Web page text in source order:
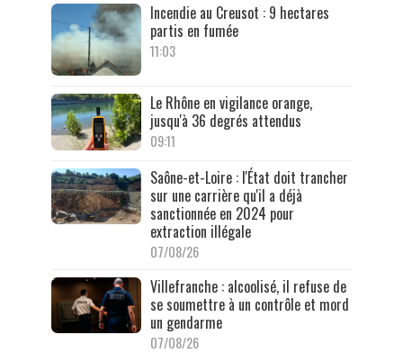
Incendie au Creusot : 9 hectares
partis en fumée
11:03
Le Rhône en vigilance orange,
jusqu'à 36 degrés attendus
09:11
Saône-et-Loire : l'État doit trancher
sur une carrière qu'il a déjà
sanctionnée en 2024 pour
extraction illégale
07/08/26
Villefranche : alcoolisé, il refuse de
se soumettre à un contrôle et mord
un gendarme
07/08/26